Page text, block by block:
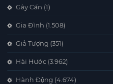
Gây Cấn (1)
Gia Đình (1.508)
Giả Tượng (351)
Hài Hước (3.962)
Hành Động (4.674)